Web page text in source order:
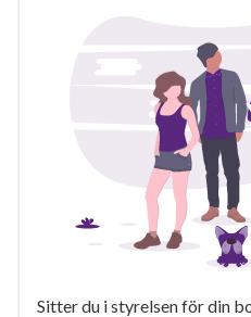
Sitter du i styrelsen för din